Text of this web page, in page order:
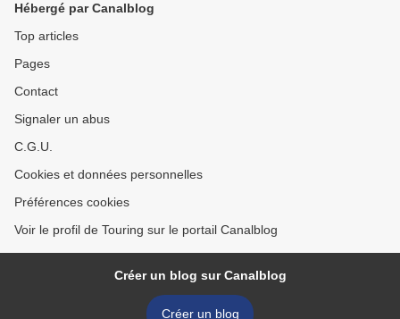
Hébergé par Canalblog
Top articles
Pages
Contact
Signaler un abus
C.G.U.
Cookies et données personnelles
Préférences cookies
Voir le profil de Touring sur le portail Canalblog
Créer un blog sur Canalblog
Créer un blog